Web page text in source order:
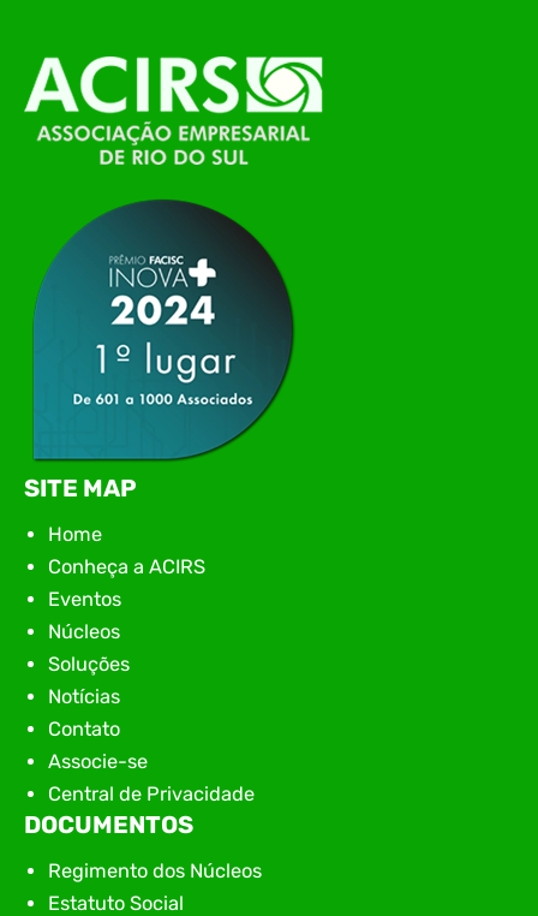
ACIRS, Jardel José Busarello, com os núcleos…
SITE MAP
Home
Conheça a ACIRS
Eventos
Núcleos
Soluções
Notícias
Contato
Associe-se
Central de Privacidade
DOCUMENTOS
Regimento dos Núcleos
Estatuto Social